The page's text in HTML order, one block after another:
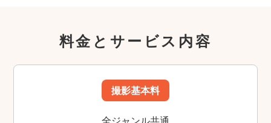
料金とサービス内容
撮影基本料
全ジャンル共通